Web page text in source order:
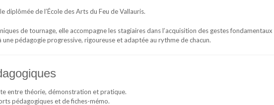
diplômée de l’École des Arts du Feu de Vallauris.
de tournage, elle accompagne les stagiaires dans l’acquisition des gestes fondamentaux
pédagogie progressive, rigoureuse et adaptée au rythme de chacun.
entre théorie, démonstration et pratique.
pédagogiques et de fiches-mémo.